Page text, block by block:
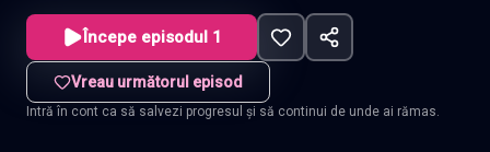
Începe episodul 1
Vreau următorul episod
Intră în cont ca să salvezi progresul și să continui de unde ai rămas.